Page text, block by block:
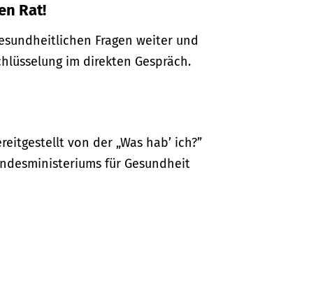
Rat!
Fragen weiter und
im direkten Gespräch.
von der „Was hab’ ich?”
für Gesundheit